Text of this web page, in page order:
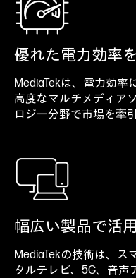
優れた電力効率
MediaTekは、電力効率
高度なマルチメディア
ロジー分野で市場を牽
幅広い製品で活用
MediaTekの技術は、ス
タルテレビ、5G、音声